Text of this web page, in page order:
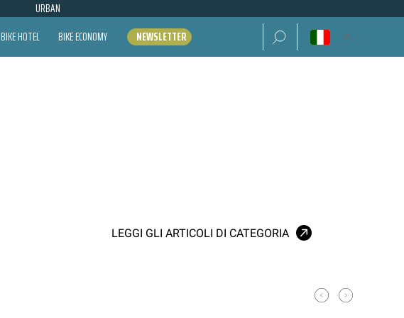
URBAN
BIKE HOTEL BIKE ECONOMY NEWSLETTER Ricerca per:
LEGGI GLI ARTICOLI DI CATEGORIA